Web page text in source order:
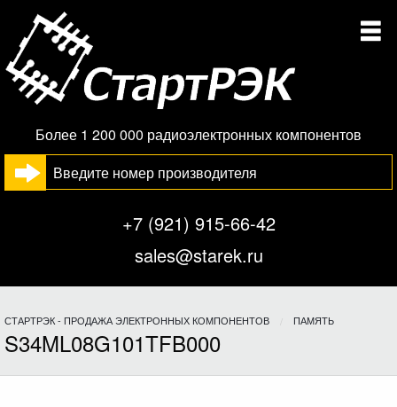
Более 1 200 000 радиоэлектронных компонентов
+7 (921) 915-66-42
sales@starek.ru
СТАРТРЭК - ПРОДАЖА ЭЛЕКТРОННЫХ КОМПОНЕНТОВ ПАМЯТЬ
S34ML08G101TFB000